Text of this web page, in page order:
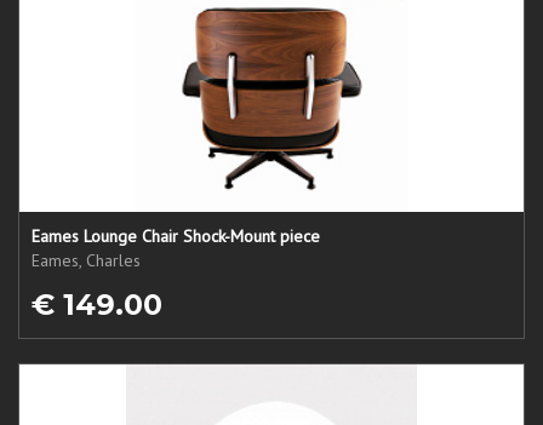
Eames Lounge Chair Shock-Mount piece
Eames, Charles
€ 149.00